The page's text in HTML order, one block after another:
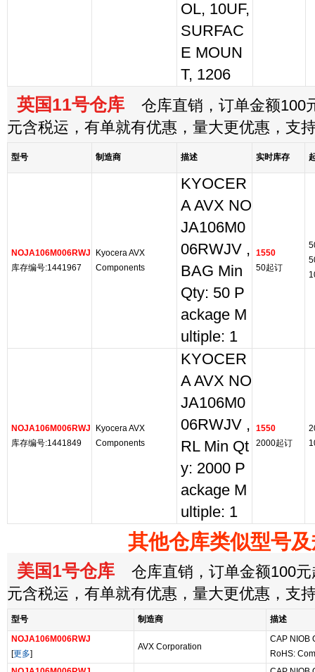
OL, 10UF,
SURFAC
E MOUN
T, 1206
英国11号仓库 仓库直销，订单金额100
元含税运，有单就有优惠，量大更优惠，支
型号 制造商 描述 实时库存
NOJA106M006RWJ
库存编号:1441967
Kyocera AVX
Components
KYOCER
A AVX NO
JA106M0
06RWJV ,
BAG Min
Qty: 50 P
ackage M
ultiple: 1
1550
50起订
NOJA106M006RWJ
库存编号:1441849
Kyocera AVX
Components
KYOCER
A AVX NO
JA106M0
06RWJV ,
RL Min Qt
y: 2000 P
ackage M
ultiple: 1
1550
2000起订
其他仓库类似型号
美国1号仓库 仓库直销，订单金额100元
元含税运，有单就有优惠，量大更优惠，支
型号 制造商
描述
NOJA106M006RWJ
[更多]
AVX Corporation
CAP NIOB
RoHS: